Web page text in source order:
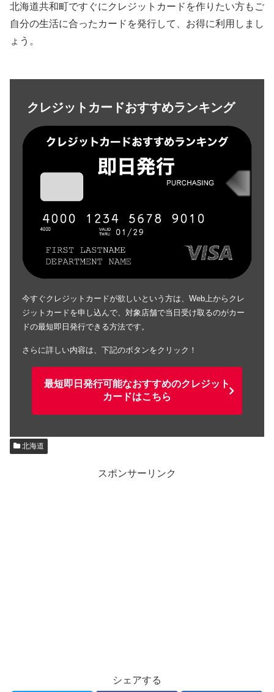
北海道共和町ですぐにクレジットカードを作りたい方もご
自分の生活に合ったカードを発行して、お得に利用しまし
ょう。
クレジットカードおすすめランキング
今すぐクレジットカードが欲しいという方は、Web上からクレ
ジットカードを申し込んで、対象店舗で当日受け取るのがカー
ドの最短即日発行できる方法です。
さらに詳しい内容は、下記のボタンをクリック！
最短即日発行可能なおすすめのクレジット
カードはこちら
北海道
スポンサーリンク
シェアする